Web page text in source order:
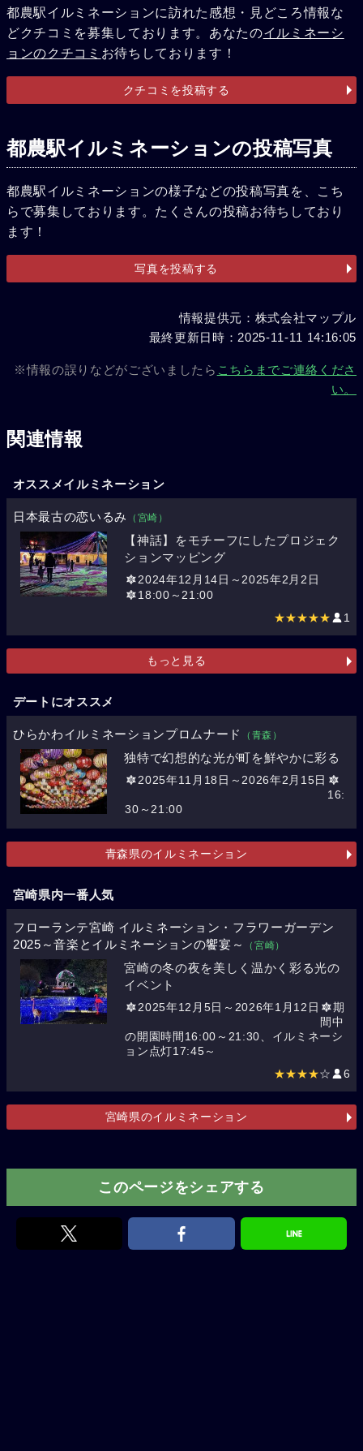
都農駅イルミネーションに訪れた感想・見どころ情報な
どクチコミを募集しております。あなたのイルミネーシ
ョンのクチコミ お待ちしております！
クチコミを投稿する
都農駅イルミネーションの投稿写真
都農駅イルミネーションの様子などの投稿写真を、こち
らで募集しております。たくさんの投稿お待ちしており
ます！
写真を投稿する
情報提供元：株式会社マップル
最終更新日時：2025-11-11 14:16:05
※情報の誤りなどがございましたら こちらまでご連絡くださ
い。
関連情報
オススメイルミネーション
日本最古の恋いるみ （宮崎）
【神話】をモチーフにしたプロジェク
ションマッピング
2024年12月14日～2025年2月2日
18:00～21:00
★★★★★ 1
もっと見る
デートにオススメ
ひらかわイルミネーションプロムナード （青森）
独特で幻想的な光が町を鮮やかに彩る
2025年11月18日～2026年2月15日
16:
30～21:00
青森県のイルミネーション
宮崎県内一番人気
フローランテ宮崎 イルミネーション・フラワーガーデン
2025～音楽とイルミネーションの饗宴～
（宮崎）
宮崎の冬の夜を美しく温かく彩る光の
イベント
2025年12月5日～2026年1月12日
期
間中
の開園時間16:00～21:30、イルミネーシ
ョン点灯17:45～
★★★★☆ 6
宮崎県のイルミネーション
このページをシェアする